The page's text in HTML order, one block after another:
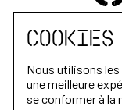
Cookies
Nous utilisons
une meilleure
se conformer à la